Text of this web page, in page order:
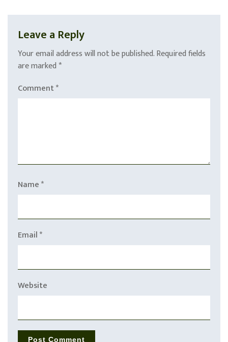
Leave a Reply
Your email address will not be published.Required fields
are marked *
Comment*
Name*
Email*
Website